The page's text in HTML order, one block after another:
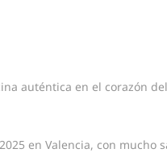
auténtica en el corazón
en Valencia, con mucho